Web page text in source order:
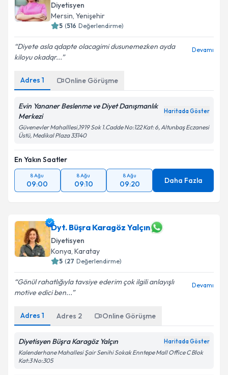
Diyetisyen
Mersin, Yenişehir
5 (516 Değerlendirme)
Diyete asla qdapte olacagimi dusunemezken ayda
kiloyu okadqr...
Devamı
Adres 1 Online Görüşme
Evin Yananer Beslenme ve Diyet Danışmanlık
Merkezi
Haritada Göster
Güvenevler Mahalllesi,1919 Sok 1.Cadde No:122 Kat: 6, Altunbaş Eczanesi
Üstü, Medikal Plaza 33140
En Yakın Saatler
8 Ağu
09:00
8 Ağu
09:10
8 Ağu
09:20 Daha Fazla
Dyt. Büşra Karagöz Yalçın
Diyetisyen
Konya, Karatay
5 (27 Değerlendirme)
Gönül rahatlığıyla tavsiye ederim çok ilgili anlayışlı
motive edici ben...
Devamı
Adres 1 Adres 2 Online Görüşme
Diyetisyen Büşra Karagöz Yalçın Haritada Göster
Kalenderhane Mahallesi Şair Senihi Sokak Enntepe Mall Office C Blok
Kat:3 No:305